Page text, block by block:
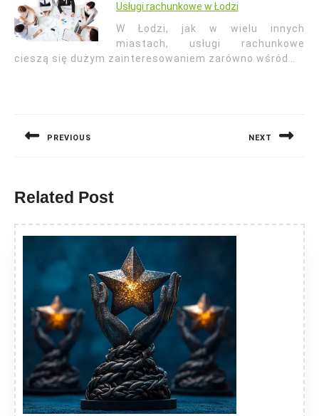
Usługi rachunkowe w Łodzi
W Łodzi, jak w wielu innych
miastach, usługi rachunkowe
cieszą się dużym zainteresowaniem zarówno wśród…
PREVIOUS NEXT
Related Post